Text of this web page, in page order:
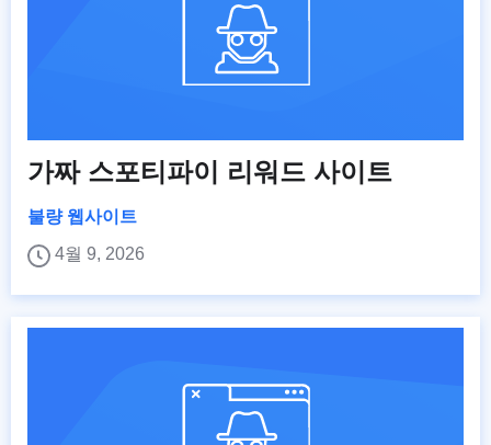
가짜 스포티파이 리워드 사이트
불량 웹사이트
4월 9, 2026